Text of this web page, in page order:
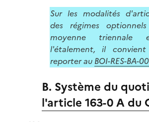
Sur les modalités
des régimes
moyenne
l'étalement, il
reporter au BOI-RES-BA-
B. Système du
l'article 163-0 A du